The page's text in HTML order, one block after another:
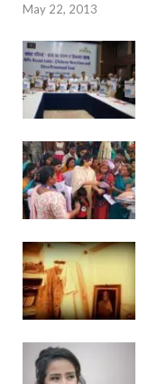
May 22, 2013